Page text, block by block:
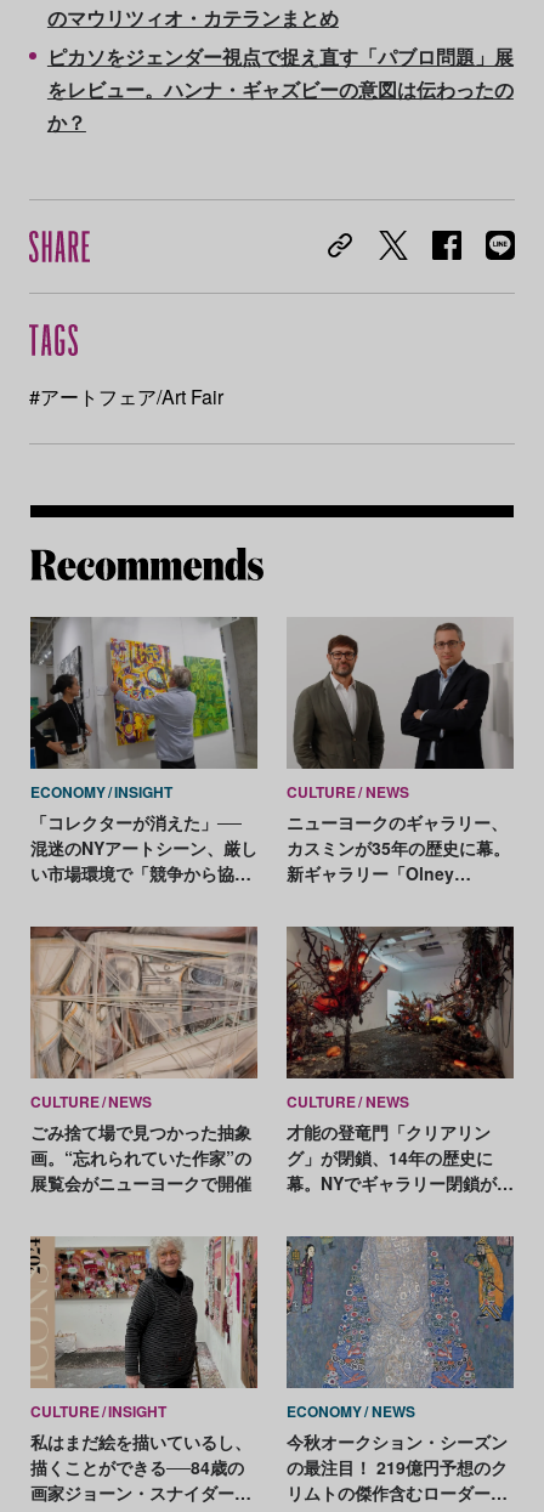
のマウリツィオ・カテランまとめ
ピカソをジェンダー視点で捉え直す「パブロ問題」展
をレビュー。ハンナ・ギャズビーの意図は伝わったの
か？
#アートフェア/Art Fair
ECONOMY INSIGHT
「コレクターが消えた」──
混迷のNYアートシーン、厳し
い市場環境で「競争から協
CULTURE NEWS
ニューヨークのギャラリー、
カスミンが35年の歴史に幕。
新ギャラリー「Olney
CULTURE NEWS
ごみ捨て場で見つかった抽象
画。“忘れられていた作家”の
展覧会がニューヨークで開催
CULTURE NEWS
才能の登竜門「クリアリン
グ」が閉鎖、14年の歴史に
幕。NYでギャラリー閉鎖が相
CULTURE INSIGHT
私はまだ絵を描いているし、
描くことができる──84歳の
画家ジョーン・スナイダーの
ECONOMY NEWS
今秋オークション・シーズン
の最注目！ 219億円予想のク
リムトの傑作含むローダー・